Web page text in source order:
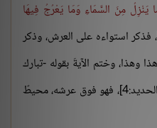
مِنَ السَّمَاءِ وَمَا يَعْرُجُ فِيهَا
فذكر استواءه على العرش، وذكر
وهذا، وختم الآيةَ بقوله -تبارك
[الحديد:4]، فهو فوق عرشه، محيطٌ